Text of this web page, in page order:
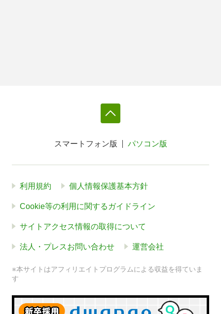
スマートフォン版 パソコン版
利用規約 個人情報保護基本方針
Cookie等の利用に関するガイドライン
サイトアクセス情報の取得について
法人・プレスお問い合わせ 運営会社
※本サイトはアフィリエイトプログラムによる収益を得ていま
す